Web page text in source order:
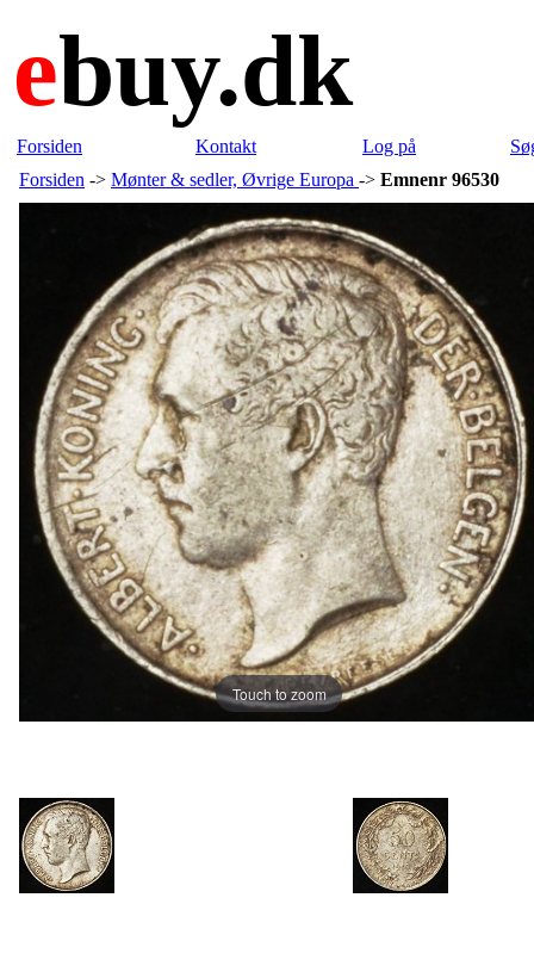
ebuy.dk
Forsiden Kontakt Log på
Forsiden -> Mønter & sedler, Øvrige Europa -> Emnenr 96530
Touch to zoom